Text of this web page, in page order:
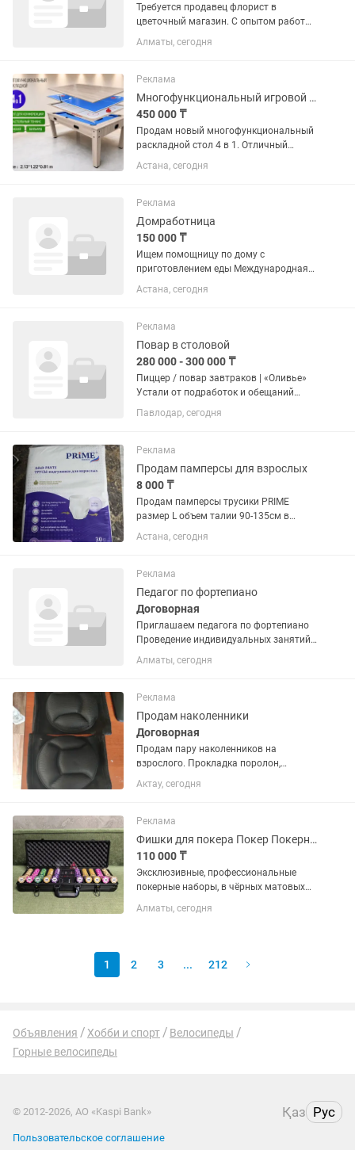
Требуется продавец флорист в
цветочный магазин. С опытом работы
На постоянной основе. Можно
взрослым женщинам.График 5/2 либо
ждем вас. все дополнительные...
Алматы, сегодня
Реклама
Многофункциональный игровой стол 4 в 1 бильярд, теннис, хоккей
450 000 ₸
Продам новый многофункциональный
раскладной стол 4 в 1. Отличный
вариант для дома, офиса, зоны отдыха,
игровой комнаты, кафе или
сочетает сразу четыре варианта...
Астана, сегодня
Реклама
Домработница
150 000 ₸
Ищем помощницу по дому с
приготовлением еды Международная
семья ищет ответственную,
аккуратную и надежную помощницу по
Место работы: кампус Назарбаев
Университета,...
Астана, сегодня
Реклама
Повар в столовой
280 000 - 300 000 ₸
Пиццер / повар завтраков | «Оливье»
Устали от подработок и обещаний
«зарплата потом»? У нас всё по-
взрослому: постоянная работа,
оплата. Готовить пиццу, блины,...
Павлодар, сегодня
Реклама
Продам памперсы для взрослых
8 000 ₸
Продам памперсы трусики PRIME
размер L объем талии 90-135см в
упаковке 30шт писать на
Астана, сегодня
Реклама
Педагог по фортепиано
Договорная
Приглашаем педагога по фортепиано
Проведение индивидуальных занятий
с детьми, подростками и взрослыми
Подготовка учеников к концертам и
мероприятиях школы Сейчас...
Алматы, сегодня
Реклама
Продам наколенники
Договорная
Продам пару наколенников на
взрослого. Прокладка поролон,
черного цвета.
Актау, сегодня
Реклама
Фишки для покера Покер Покерный набор в кейсе 500 фишек
110 000 ₸
Эксклюзивные, профессиональные
покерные наборы, в чёрных матовых
фишек как в казино - 14гр. Брутальный
Алматы, сегодня
1 2 3 ... 212
Объявления Хобби и спорт
Велосипеды
Горные велосипеды
© 2012-2026, АО «Kaspi Bank» Қаз Рус
Пользовательское соглашение